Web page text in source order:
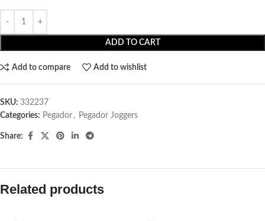
ADD TO CART
Add to compare Add to wishlist
SKU: 332237
Categories: Pegador​ , Pegador Joggers
Share:
Related products